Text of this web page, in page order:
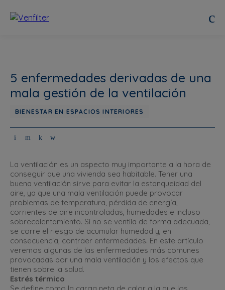
5 enfermedades derivadas de una
mala gestión de la ventilación
BIENESTAR EN ESPACIOS INTERIORES
La ventilación es un aspecto muy importante a la hora de
conseguir que una vivienda sea habitable. Tener una
buena ventilación sirve para evitar la estanqueidad del
aire, ya que una mala ventilación puede provocar
problemas de temperatura, pérdida de energía,
corrientes de aire incontroladas, humedades e incluso
sobrecalentamiento. Si no se ventila de forma adecuada,
se corre el riesgo de acumular humedad y, en
consecuencia, contraer enfermedades. En este artículo
veremos algunas de las enfermedades más comunes
provocadas por una mala ventilación y los efectos que
tienen sobre la salud.
Estrés térmico